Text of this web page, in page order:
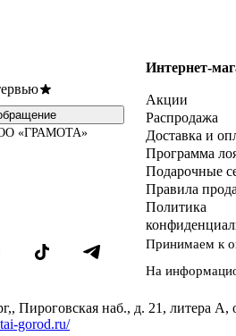
«ГРАМОТА»
Интернет-
Акции
Распродажа
Доставка и
Программа
Подарочные
Правила
Политика
Принимаем к
На
, Пироговская наб., д. 21, литера
gorod.ru/